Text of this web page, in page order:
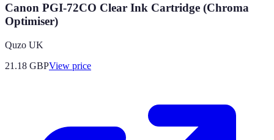
Canon PGI-72CO Clear Ink Cartridge (Chroma
Optimiser)
Quzo UK
21.18 GBPView price